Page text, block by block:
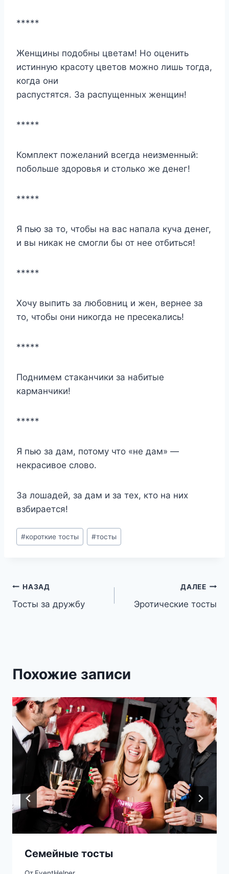
*****
Женщины подобны цветам! Но оценить
истинную красоту цветов можно лишь тогда,
когда они
распустятся. За распущенных женщин!
*****
Комплект пожеланий всегда неизменный:
побольше здоровья и столько же денег!
*****
Я пью за то, чтобы на вас напала куча денег,
и вы никак не смогли бы от нее отбиться!
*****
Хочу выпить за любовниц и жен, вернее за
то, чтобы они никогда не пресекались!
*****
Поднимем стаканчики за набитые
карманчики!
*****
Я пью за дам, потому что «не дам» —
некрасивое слово.
За лошадей, за дам и за тех, кто на них
взбирается!
Метки
записи:
#короткие тосты #тосты
Навигация
по
НАЗАД
Тосты за дружбу
ДАЛЕЕ
Эротические тосты
Похожие записи
Семейные тосты